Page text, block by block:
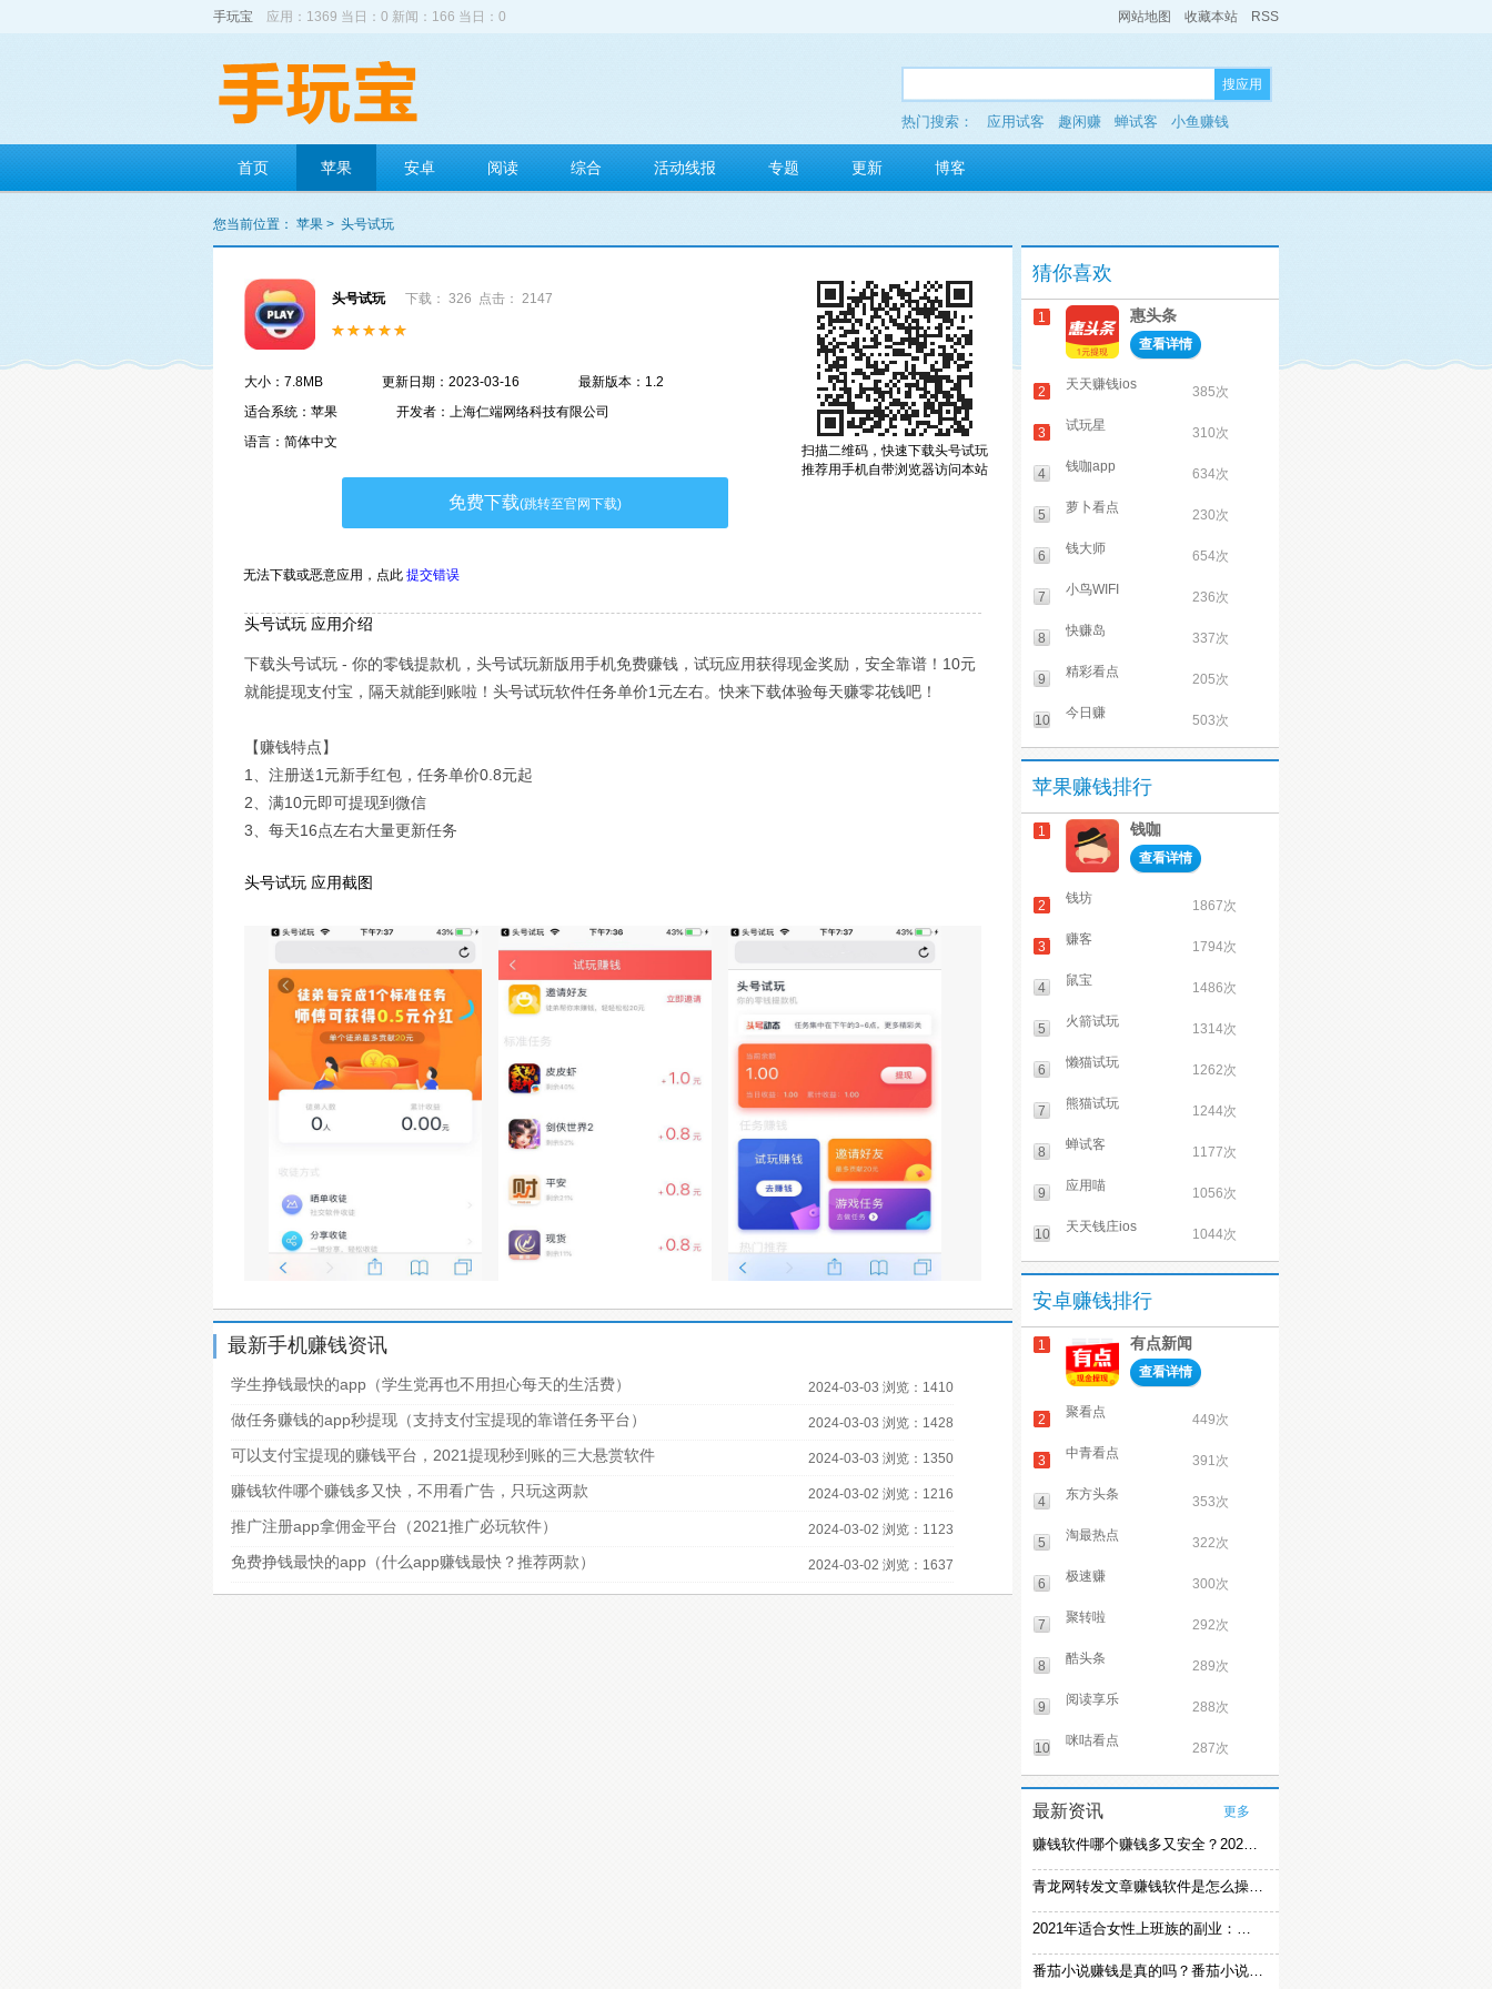
手玩宝 应用：1369 当日：0 新闻：166 当日：0 网站地图 收藏本站 RSS
搜应用
热门搜索： 应用试客 趣闲赚 蝉试客 小鱼赚钱
多玩红包
首页 苹果 安卓 阅读 综合 活动线报 专题 更新 博客
您当前位置： 苹果 > 头号试玩
扫描二维码，快速下载头号试玩
推荐用手机自带浏览器访问本站
头号试玩 下载： 326 点击： 2147
大小：7.8MB 更新日期：2023-03-16
最新版本：1.2
适合系统：苹果
开发者：上海仁端网络科技有限公司
语言：简体中文
免费下载(跳转至官网下载)
无法下载或恶意应用， 点此 提交错误
头号试玩 应用介绍
下载头号试玩 - 你的零钱提款机，头号试玩新版用手机免费赚钱，试玩应用获得现金奖励，安全靠谱！10元
就能提现支付宝，隔天就能到账啦！头号试玩软件任务单价1元左右。快来下载体验每天赚零花钱吧！
【赚钱特点】
1、注册送1元新手红包，任务单价0.8元起
2、满10元即可提现到微信
3、每天16点左右大量更新任务
头号试玩 应用截图
最新手机赚钱资讯
学生挣钱最快的app（学生党再也不用担心每天的生活费） 2024-03-03 浏览：1410
做任务赚钱的app秒提现（支持支付宝提现的靠谱任务平台） 2024-03-03 浏览：1428
可以支付宝提现的赚钱平台，2021提现秒到账的三大悬赏软件 2024-03-03 浏览：1350
赚钱软件哪个赚钱多又快，不用看广告，只玩这两款 2024-03-02 浏览：1216
推广注册app拿佣金平台（2021推广必玩软件） 2024-03-02 浏览：1123
免费挣钱最快的app（什么app赚钱最快？推荐两款） 2024-03-02 浏览：1637
猜你喜欢
1 惠头条
查看详情
2 天天赚钱ios 385次
3 试玩星 310次
4 钱咖app 634次
5 萝卜看点 230次
6 钱大师 654次
7 小鸟WIFI 236次
8 快赚岛 337次
9 精彩看点 205次
10 今日赚 503次
苹果赚钱排行
1 钱咖
查看详情
2 钱坊 1867次
3 赚客 1794次
4 鼠宝 1486次
5 火箭试玩 1314次
6 懒猫试玩 1262次
7 熊猫试玩 1244次
8 蝉试客 1177次
9 应用喵 1056次
10 天天钱庄ios 1044次
安卓赚钱排行
1 有点新闻
查看详情
2 聚看点 449次
3 中青看点 391次
4 东方头条 353次
5 淘最热点 322次
6 极速赚 300次
7 聚转啦 292次
8 酷头条 289次
9 阅读享乐 288次
10 咪咕看点 287次
最新资讯 更多
赚钱软件哪个赚钱多又安全？2021精选赚钱软件
青龙网转发文章赚钱软件是怎么操作的？
2021年适合女性上班族的副业：女生在家赚钱兼职推荐
番茄小说赚钱是真的吗？番茄小说怎么操作赚钱